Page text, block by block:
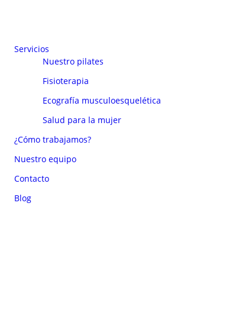
Servicios
Nuestro pilates
Fisioterapia
Ecografía musculoesquelética
Salud para la mujer
¿Cómo trabajamos?
Nuestro equipo
Contacto
Blog